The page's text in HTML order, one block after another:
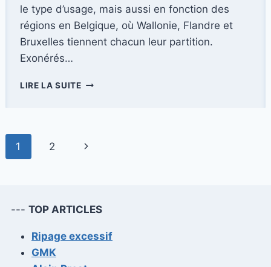
le type d’usage, mais aussi en fonction des
régions en Belgique, où Wallonie, Flandre et
Bruxelles tiennent chacun leur partition.
Exonérés…
LIRE LA SUITEDÉMYSTIFICATION
10
TAXES
MISE
Navigation
1 2
Page
--- TOP ARTICLES
Ripage excessif
GMK